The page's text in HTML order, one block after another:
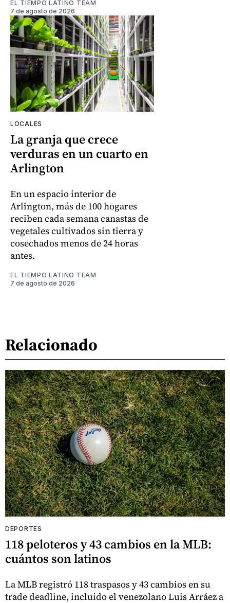
EL TIEMPO LATINO TEAM
7 de agosto de 2026
LOCALES
La granja que crece
verduras en un cuarto en
Arlington
En un espacio interior de
Arlington, más de 100 hogares
reciben cada semana canastas de
vegetales cultivados sin tierra y
cosechados menos de 24 horas
antes.
EL TIEMPO LATINO TEAM
7 de agosto de 2026
Relacionado
DEPORTES
118 peloteros y 43 cambios en la MLB:
cuántos son latinos
La MLB registró 118 traspasos y 43 cambios en su
trade deadline, incluido el venezolano Luis Arráez a